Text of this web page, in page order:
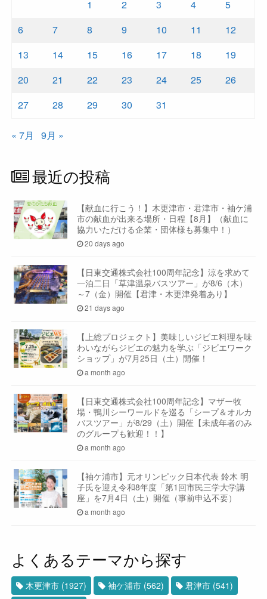
1 2 3 4
5
6
7 8 9 10 11
12
13
14 15 16 17 18
19
20
21 22 23 24 25
26
27
28 29 30 31
« 7月 9月 »
最近の投稿
【献血に行こう！】木更津市・君津市・袖ケ浦
市の献血が出来る場所・日程【8月】（献血に
協力いただける企業・団体様も募集中！）
20 days ago
【日東交通株式会社100周年記念】涼を求めて
一泊二日「草津温泉バスツアー」が8/6（木）
～7（金）開催【君津・木更津発着あり】
21 days ago
【上総プロジェクト】美味しいジビエ料理を味
わいながらジビエの魅力を学ぶ「ジビエワーク
ショップ」が7月25日（土）開催！
a month ago
【日東交通株式会社100周年記念】マザー牧
場・鴨川シーワールドを巡る「シープ＆オルカ
バスツアー」が8/29（土）開催【未成年者のみ
のグループも歓迎！！】
a month ago
【袖ケ浦市】元オリンピック日本代表 鈴木 明
子氏を迎え令和8年度「第1回市民三学大学講
座」を7月4日（土）開催（事前申込不要）
a month ago
よくあるテーマから探す
木更津市 (1927) 袖ケ浦市 (562) 君津市 (541)